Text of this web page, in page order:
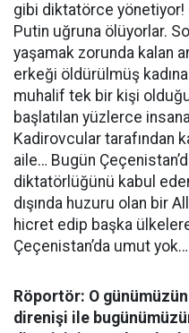
gibi diktatörce yönetiyor!
Putin uğruna ölüyorlar.
yaşamak zorunda kalan
erkeği öldürülmüş
muhalif tek bir kişi
başlatılan yüzlerce
Kadirovcular tarafından
aile… Bugün
diktatörlüğünü kabul
dışında huzuru olan bir
hicret edip başka
Çeçenistan’da umut yok…
Röportör: O
direnişi ile